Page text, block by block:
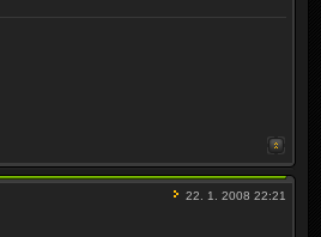
22. 1. 2008 22:21